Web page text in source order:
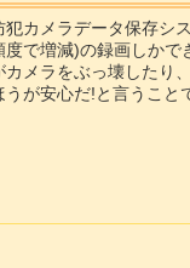
犯カメラデータ保存シ
度で増減)の録画しかで
カメラをぶっ壊したり
うが安心だ!と言うこと